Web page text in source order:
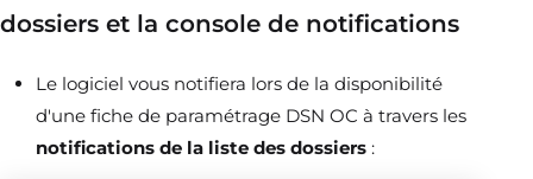
dossiers et la console de notifications
Le logiciel vous notifiera lors de la disponibilité
d'une fiche de paramétrage DSN OC à travers les
notifications de la liste des dossiers :